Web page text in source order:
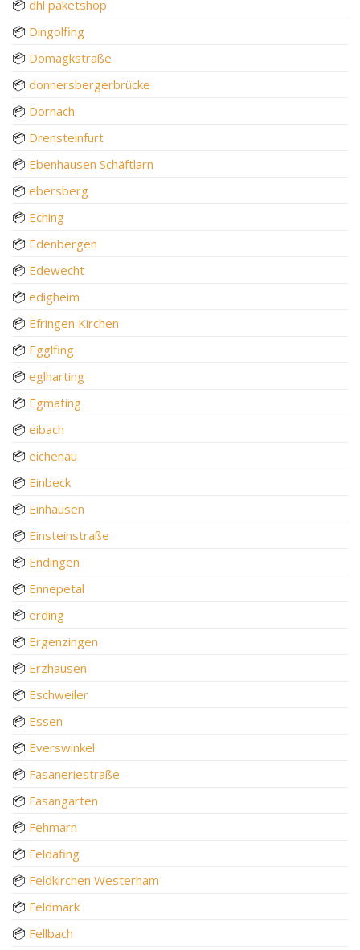
📦 dhl paketshop
📦 Dingolfing
📦 Domagkstraße
📦 donnersbergerbrücke
📦 Dornach
📦 Drensteinfurt
📦 Ebenhausen Schäftlarn
📦 ebersberg
📦 Eching
📦 Edenbergen
📦 Edewecht
📦 edigheim
📦 Efringen Kirchen
📦 Egglfing
📦 eglharting
📦 Egmating
📦 eibach
📦 eichenau
📦 Einbeck
📦 Einhausen
📦 Einsteinstraße
📦 Endingen
📦 Ennepetal
📦 erding
📦 Ergenzingen
📦 Erzhausen
📦 Eschweiler
📦 Essen
📦 Everswinkel
📦 Fasaneriestraße
📦 Fasangarten
📦 Fehmarn
📦 Feldafing
📦 Feldkirchen Westerham
📦 Feldmark
📦 Fellbach